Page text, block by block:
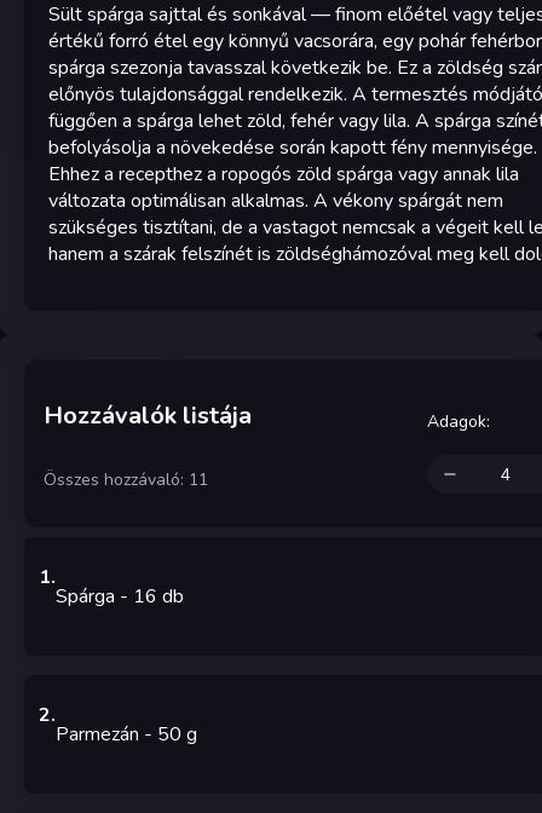
Sült spárga sajttal és sonkával — finom előétel vagy
értékű forró étel egy könnyű vacsorára, egy pohár
spárga szezonja tavasszal következik be. Ez a zöldség
előnyös tulajdonsággal rendelkezik. A termesztés
függően a spárga lehet zöld, fehér vagy lila. A spárga
befolyásolja a növekedése során kapott fény mennyisége.
Ehhez a recepthez a ropogós zöld spárga vagy annak lila
változata optimálisan alkalmas. A vékony spárgát nem
szükséges tisztítani, de a vastagot nemcsak a végeit kell
hanem a szárak felszínét is zöldséghámozóval meg kell
Hozzávalók listája
Összes hozzávaló: 11
Adagok:
1.
Spárga - 16 db
2.
Parmezán - 50 g